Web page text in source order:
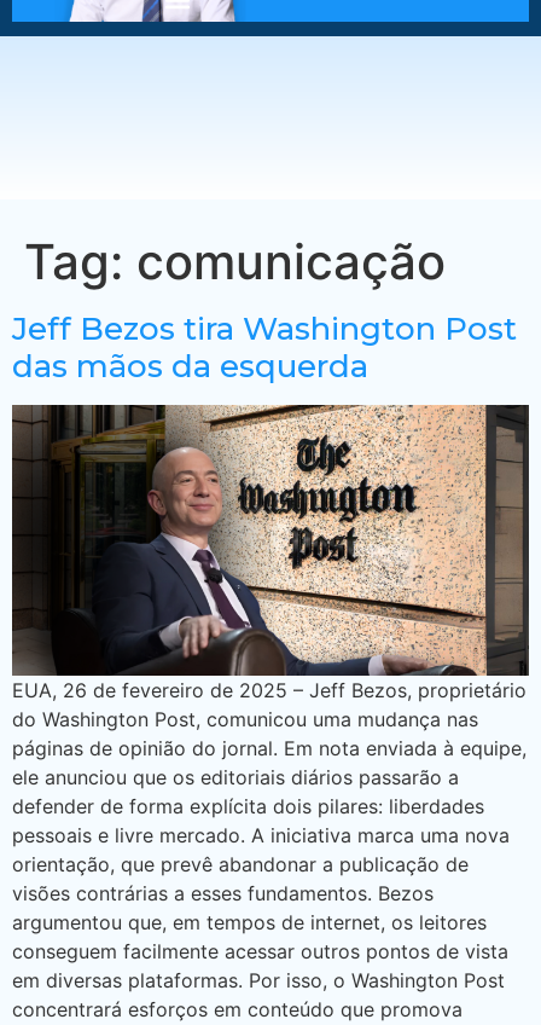
Tag: comunicação
Jeff Bezos tira Washington Post
das mãos da esquerda
EUA, 26 de fevereiro de 2025 – Jeff Bezos, proprietário
do Washington Post, comunicou uma mudança nas
páginas de opinião do jornal. Em nota enviada à equipe,
ele anunciou que os editoriais diários passarão a
defender de forma explícita dois pilares: liberdades
pessoais e livre mercado. A iniciativa marca uma nova
orientação, que prevê abandonar a publicação de
visões contrárias a esses fundamentos. Bezos
argumentou que, em tempos de internet, os leitores
conseguem facilmente acessar outros pontos de vista
em diversas plataformas. Por isso, o Washington Post
concentrará esforços em conteúdo que promova